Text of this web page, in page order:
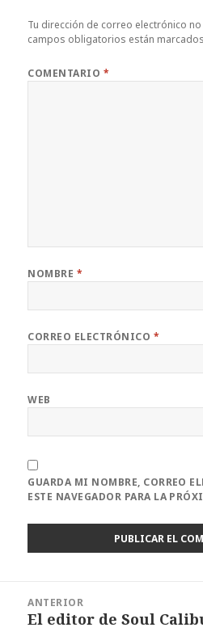
Tu dirección de correo electrónico
campos obligatorios están
COMENTARIO *
NOMBRE *
CORREO ELECTRÓNICO *
WEB
GUARDA MI NOMBRE, CORREO
ESTE NAVEGADOR PARA LA
entradas
ANTERIOR
Entrada
El editor de Soul